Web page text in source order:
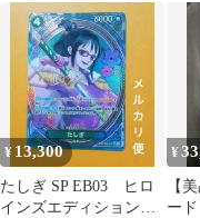
ン スペシャルセッ
ト スリーブ 未開封
ド
¥ 13,300
たしぎ SP EB03 ヒロ
インズエディション
¥
【
ー